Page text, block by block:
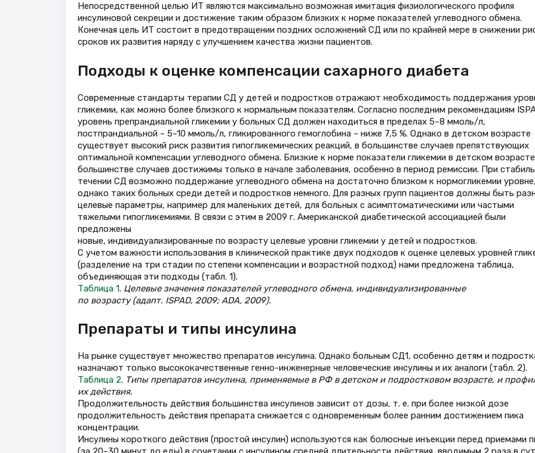
Непосредственной целью ИТ являются максимально возможная имитация физиологического профиля
инсулиновой секреции и достижение таким образом близких к норме показателей углеводного обмена.
Конечная цель ИТ состоит в предотвращении поздних осложнений СД или по крайней мере в снижении
сроков их развития наряду с улучшением качества жизни пациентов.
Подходы к оценке компенсации сахарного диабета
Современные стандарты терапии СД у детей и подростков отражают необходимость поддержания
гликемии, как можно более близкого к нормальным показателям. Согласно последним рекомендациям
уровень препрандиальной гликемии у больных СД должен находиться в пределах 5–8 ммоль/л,
постпрандиальной – 5–10 ммоль/л, гликированного гемоглобина – ниже 7,5 %. Однако в детском возрасте
существует высокий риск развития гипогликемических реакций, в большинстве случаев препятствующих
оптимальной компенсации углеводного обмена. Близкие к норме показатели гликемии в детском
большинстве случаев достижимы только в начале заболевания, особенно в период ремиссии. При
течении СД возможно поддержание углеводного обмена на достаточно близком к нормогликемии уровне,
однако таких больных среди детей и подростков немного. Для разных групп пациентов должны быть
целевые параметры, например для маленьких детей, для больных с асимптоматическими или частыми
тяжелыми гипогликемиями. В связи с этим в 2009 г. Американской диабетической ассоциацией были
предложены
новые, индивидуализированные по возрасту целевые уровни гликемии у детей и подростков.
С учетом важности использования в клинической практике двух подходов к оценке целевых уровней
(разделение на три стадии по степени компенсации и возрастной подход) нами предложена таблица,
объединяющая эти подходы (табл. 1).
Таблица 1. Целевые значения показателей углеводного обмена, индивидуализированные
по возрасту (адапт. ISPAD, 2009; ADA, 2009).
Препараты и типы инсулина
На рынке существует множество препаратов инсулина. Однако больным СД1, особенно детям и
назначают только высококачественные генно-инженерные человеческие инсулины и их аналоги (табл. 2).
Таблица 2. Типы препаратов инсулина, применяемые в РФ в детском и подростковом возрасте, и
их действия.
Продолжительность действия большинства инсулинов зависит от дозы, т. е. при более низкой дозе
продолжительность действия препарата снижается с одновременным более ранним достижением пика
концентрации.
Инсулины короткого действия (простой инсулин) используются как болюсные инъекции перед приемами